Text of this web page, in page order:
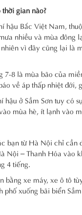
gian nào?
hậu Bắc Việt Nam,
nhiều và mùa đông
vì đây cũng lại là
8 là mùa bão của
về áp thấp nhiệt
hậu ở Sầm Sơn tuy có
mùa hè, ít lạnh vào
bạn từ Hà Nội chỉ
Nội – Thanh Hóa vào
4 tiếng.
bằng xe máy, xe ô tô
phố xuống bãi biển